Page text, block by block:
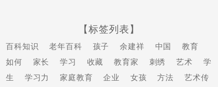
【标签列表】
百科知识 老年百科 孩子 余建祥 中国
教育
如何
家长 学习 收藏 教育家 刺绣 艺术
学
生
学习力 家庭教育 企业 女孩 方法
艺术传